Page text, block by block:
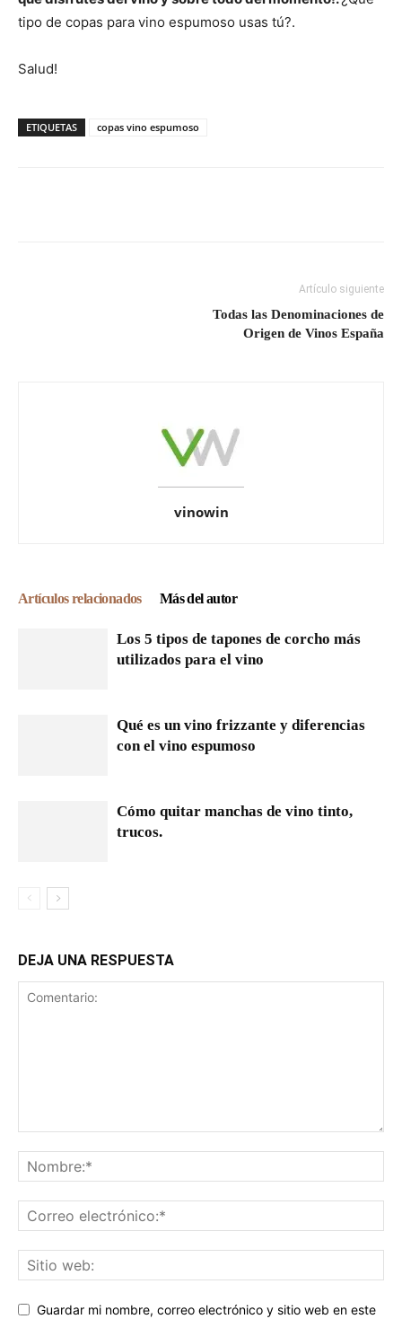
tipo de copas para vino espumoso usas tú?.
Salud!
ETIQUETAS copas vino espumoso
Artículo siguiente
Todas las Denominaciones de
Origen de Vinos España
vinowin
Artículos relacionados Más del autor
Los 5 tipos de tapones de corcho más
utilizados para el vino
Qué es un vino frizzante y diferencias
con el vino espumoso
Cómo quitar manchas de vino tinto,
trucos.
DEJA UNA RESPUESTA
Guardar mi nombre, correo electrónico y sitio web en este